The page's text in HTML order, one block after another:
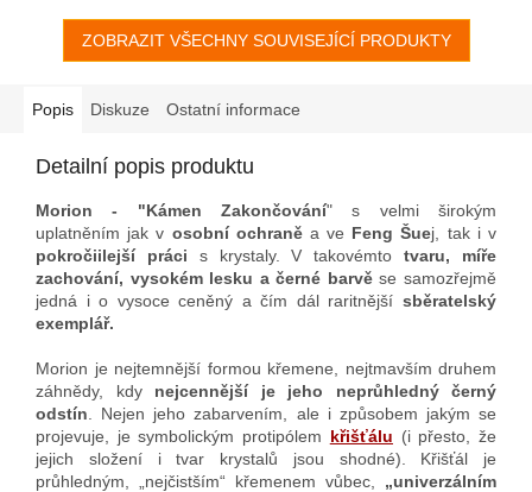
považuji zanejsilnější kámen
ochrany a odklonu
negativního na všech
nerozhodných,
minulosti,
v nefunkčních
vzorcích chování,
nevyhovujících vztazích,
sítích manipulace a tlaku z
okolí. Morion učí říkat: "Už
ne!",a umí to citlivě, přesto
velmi radikálně.
skvosti "multifunkční
Mistrovský krystal" vhodný
pro pokročilejšíenergetickou
lěčitelství
ZOBRAZIT VŠECHNY SOUVISEJÍCÍ PRODUKTY
Popis Diskuze Ostatní informace
Detailní popis produktu
Morion - "Kámen Zakončování" s velmi širokým
uplatněním jak v osobní ochraněa ve Feng Šuej, tak i v
pokročiilejší práci s krystaly. V takovémtotvaru, míře
zachování, vysokém lesku a černé barvěse samozřejmě
jedná i o vysoce ceněný a čím dál raritnější sběratelský
exemplář.
Morion je nejtemnější formou křemene, nejtmavším druhem
záhnědy, kdy nejcennější je jeho neprůhledný černý
odstín. Nejen jeho zabarvením, ale i způsobem jakým se
projevuje, je symbolickým protipólem křišťálu (i přesto, že
jejich složení i tvar krystalů jsou shodné). Křišťál je
průhledným, „nejčistším“ křemenem vůbec, „univerzálním